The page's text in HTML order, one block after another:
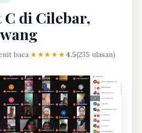
C di Cilebar,
baca·★★★★★4.5(235 ulasan)